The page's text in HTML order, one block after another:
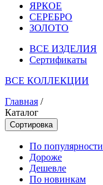
ЯРКОЕ
СЕРЕБРО
ЗОЛОТО
ВСЕ ИЗДЕЛИЯ
Сертификаты
ВСЕ КОЛЛЕКЦИИ
Главная /
Каталог
Сортировка
По популярности
Дороже
Дешевле
По новинкам